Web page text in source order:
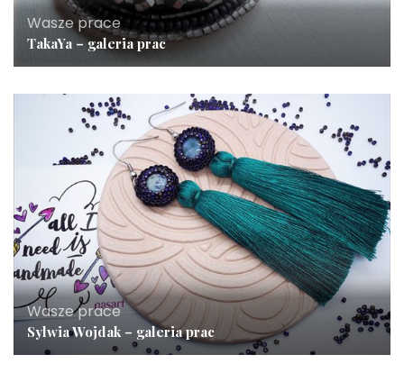
Wasze prace
TakaYa – galeria prac
Wasze prace
Sylwia Wojdak – galeria prac